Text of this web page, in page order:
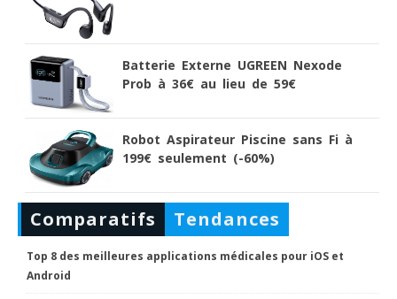
Batterie Externe UGREEN Nexode
Prob à 36€ au lieu de 59€
Robot Aspirateur Piscine sans Fi à
199€ seulement (-60%)
Comparatifs Tendances
Top 8 des meilleures applications médicales pour iOS et
Android